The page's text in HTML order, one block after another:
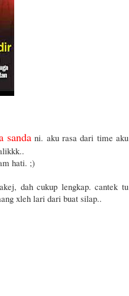
sandani. aku rasa dari time aku
hati. ;)
dah cukup lengkap. cantek tu
xleh lari dari buat silap..